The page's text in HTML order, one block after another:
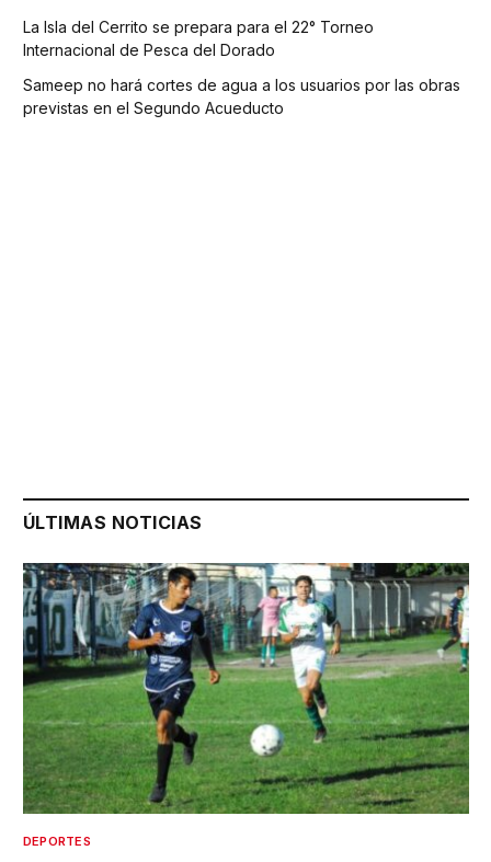
La Isla del Cerrito se prepara para el 22° Torneo
Internacional de Pesca del Dorado
Sameep no hará cortes de agua a los usuarios por las obras
previstas en el Segundo Acueducto
ÚLTIMAS NOTICIAS
DEPORTES